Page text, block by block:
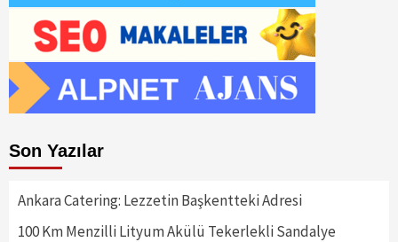
Son Yazılar
Ankara Catering: Lezzetin Başkentteki Adresi
100 Km Menzilli Lityum Akülü Tekerlekli Sandalye